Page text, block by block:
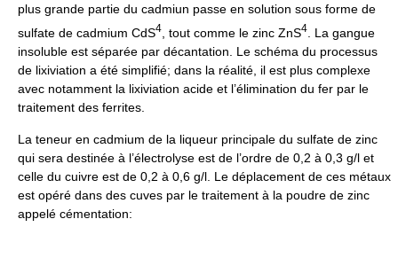
plus grande partie du cadmiun passe en solution sous forme de
sulfate de cadmium CdS4 , tout comme le zinc ZnS4
. La gangue
insoluble est séparée par décantation. Le schéma du processus
de lixiviation a été simplifié; dans la réalité, il est plus complexe
avec notamment la lixiviation acide et l’élimination du fer par le
traitement des ferrites.
La teneur en cadmium de la liqueur principale du sulfate de zinc
qui sera destinée à l’électrolyse est de l’ordre de 0,2 à 0,3 g/l et
celle du cuivre est de 0,2 à 0,6 g/l. Le déplacement de ces métaux
est opéré dans des cuves par le traitement à la poudre de zinc
appelé cémentation: